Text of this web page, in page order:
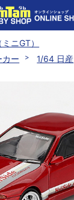
ニGT）
カー 1/64 日産